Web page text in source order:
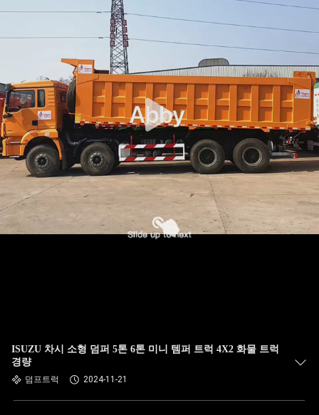
ISUZU 차시 소형 덤퍼 5톤 6톤 미니 템퍼 트럭 4X2 화물 트럭
경량
덤프트럭 2024-11-21